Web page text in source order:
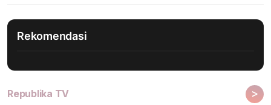
Rekomendasi
Republika TV >